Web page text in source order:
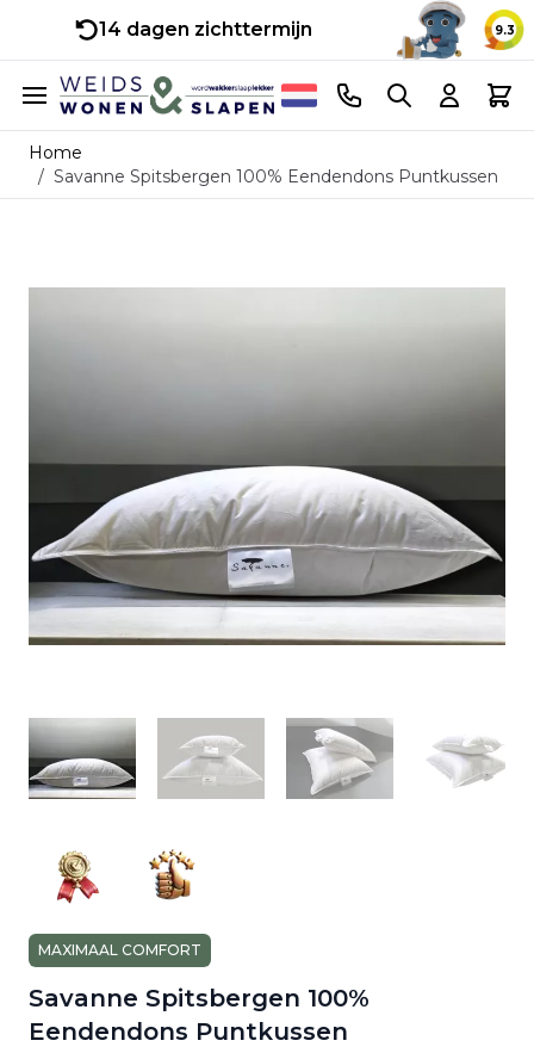
14 dagen zichttermijn 9.3
Ga naar de inhoud
Telefoonnummer
Search Cart
Home
/ Savanne Spitsbergen 100% Eendendons Puntkussen
MAXIMAAL COMFORT
Savanne Spitsbergen 100%
Eendendons Puntkussen